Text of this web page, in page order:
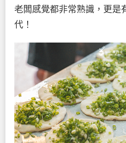
老闆感覺都非常熟識，更是
代！